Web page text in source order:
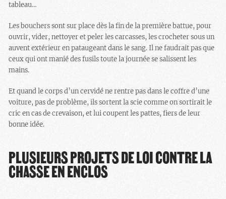
tableau…
Les bouchers sont sur place dès la fin de la première battue, pour
ouvrir, vider, nettoyer et peler les carcasses, les crocheter sous un
auvent extérieur en pataugeant dans le sang. Il ne faudrait pas que
ceux qui ont manié des fusils toute la journée se salissent les
mains.
Et quand le corps d’un cervidé ne rentre pas dans le coffre d’une
voiture, pas de problème, ils sortent la scie comme on sortirait le
cric en cas de crevaison, et lui coupent les pattes, fiers de leur
bonne idée.
PLUSIEURS PROJETS DE LOI CONTRE LA
CHASSE EN ENCLOS